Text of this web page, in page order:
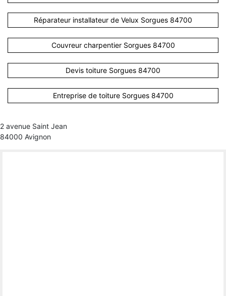
Réparateur installateur de Velux Sorgues 84700
Couvreur charpentier Sorgues 84700
Devis toiture Sorgues 84700
Entreprise de toiture Sorgues 84700
2 avenue Saint Jean
84000 Avignon